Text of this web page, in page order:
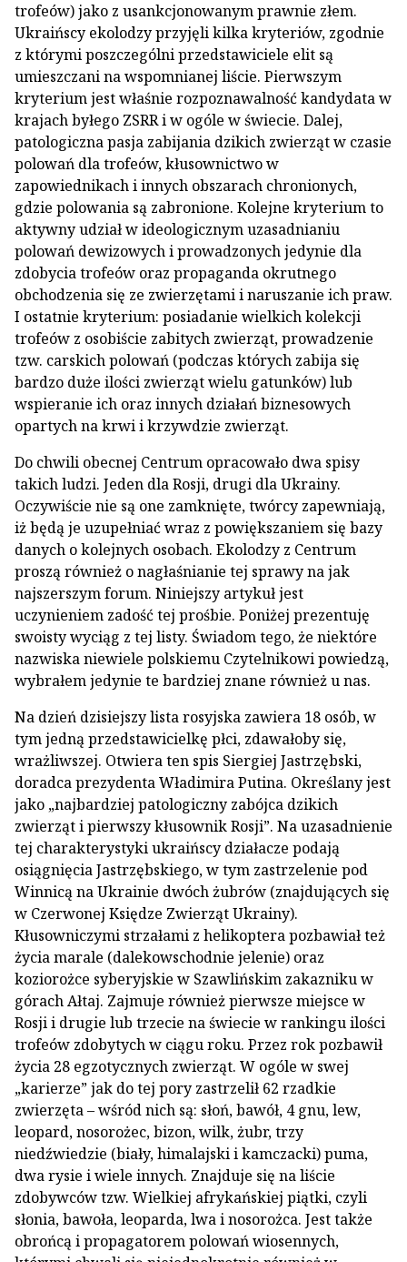
trofeów) jako z usankcjonowanym prawnie złem.
Ukraińscy ekolodzy przyjęli kilka kryteriów, zgodnie
z którymi poszczególni przedstawiciele elit są
umieszczani na wspomnianej liście. Pierwszym
kryterium jest właśnie rozpoznawalność kandydata w
krajach byłego ZSRR i w ogóle w świecie. Dalej,
patologiczna pasja zabijania dzikich zwierząt w czasie
polowań dla trofeów, kłusownictwo w
zapowiednikach i innych obszarach chronionych,
gdzie polowania są zabronione. Kolejne kryterium to
aktywny udział w ideologicznym uzasadnianiu
polowań dewizowych i prowadzonych jedynie dla
zdobycia trofeów oraz propaganda okrutnego
obchodzenia się ze zwierzętami i naruszanie ich praw.
I ostatnie kryterium: posiadanie wielkich kolekcji
trofeów z osobiście zabitych zwierząt, prowadzenie
tzw. carskich polowań (podczas których zabija się
bardzo duże ilości zwierząt wielu gatunków) lub
wspieranie ich oraz innych działań biznesowych
opartych na krwi i krzywdzie zwierząt.
Do chwili obecnej Centrum opracowało dwa spisy
takich ludzi. Jeden dla Rosji, drugi dla Ukrainy.
Oczywiście nie są one zamknięte, twórcy zapewniają,
iż będą je uzupełniać wraz z powiększaniem się bazy
danych o kolejnych osobach. Ekolodzy z Centrum
proszą również o nagłaśnianie tej sprawy na jak
najszerszym forum. Niniejszy artykuł jest
uczynieniem zadość tej prośbie. Poniżej prezentuję
swoisty wyciąg z tej listy. Świadom tego, że niektóre
nazwiska niewiele polskiemu Czytelnikowi powiedzą,
wybrałem jedynie te bardziej znane również u nas.
Na dzień dzisiejszy lista rosyjska zawiera 18 osób, w
tym jedną przedstawicielkę płci, zdawałoby się,
wrażliwszej. Otwiera ten spis Siergiej Jastrzębski,
doradca prezydenta Władimira Putina. Określany jest
jako „najbardziej patologiczny zabójca dzikich
zwierząt i pierwszy kłusownik Rosji”. Na uzasadnienie
tej charakterystyki ukraińscy działacze podają
osiągnięcia Jastrzębskiego, w tym zastrzelenie pod
Winnicą na Ukrainie dwóch żubrów (znajdujących się
w Czerwonej Księdze Zwierząt Ukrainy).
Kłusowniczymi strzałami z helikoptera pozbawiał też
życia marale (dalekowschodnie jelenie) oraz
koziorożce syberyjskie w Szawlińskim zakazniku w
górach Ałtaj. Zajmuje również pierwsze miejsce w
Rosji i drugie lub trzecie na świecie w rankingu ilości
trofeów zdobytych w ciągu roku. Przez rok pozbawił
życia 28 egzotycznych zwierząt. W ogóle w swej
„karierze” jak do tej pory zastrzelił 62 rzadkie
zwierzęta – wśród nich są: słoń, bawół, 4 gnu, lew,
leopard, nosorożec, bizon, wilk, żubr, trzy
niedźwiedzie (biały, himalajski i kamczacki) puma,
dwa rysie i wiele innych. Znajduje się na liście
zdobywców tzw. Wielkiej afrykańskiej piątki, czyli
słonia, bawoła, leoparda, lwa i nosorożca. Jest także
obrońcą i propagatorem polowań wiosennych,